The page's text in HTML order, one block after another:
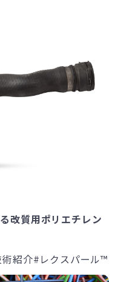
改質用ポリエチレン
紹介#レクスパール™